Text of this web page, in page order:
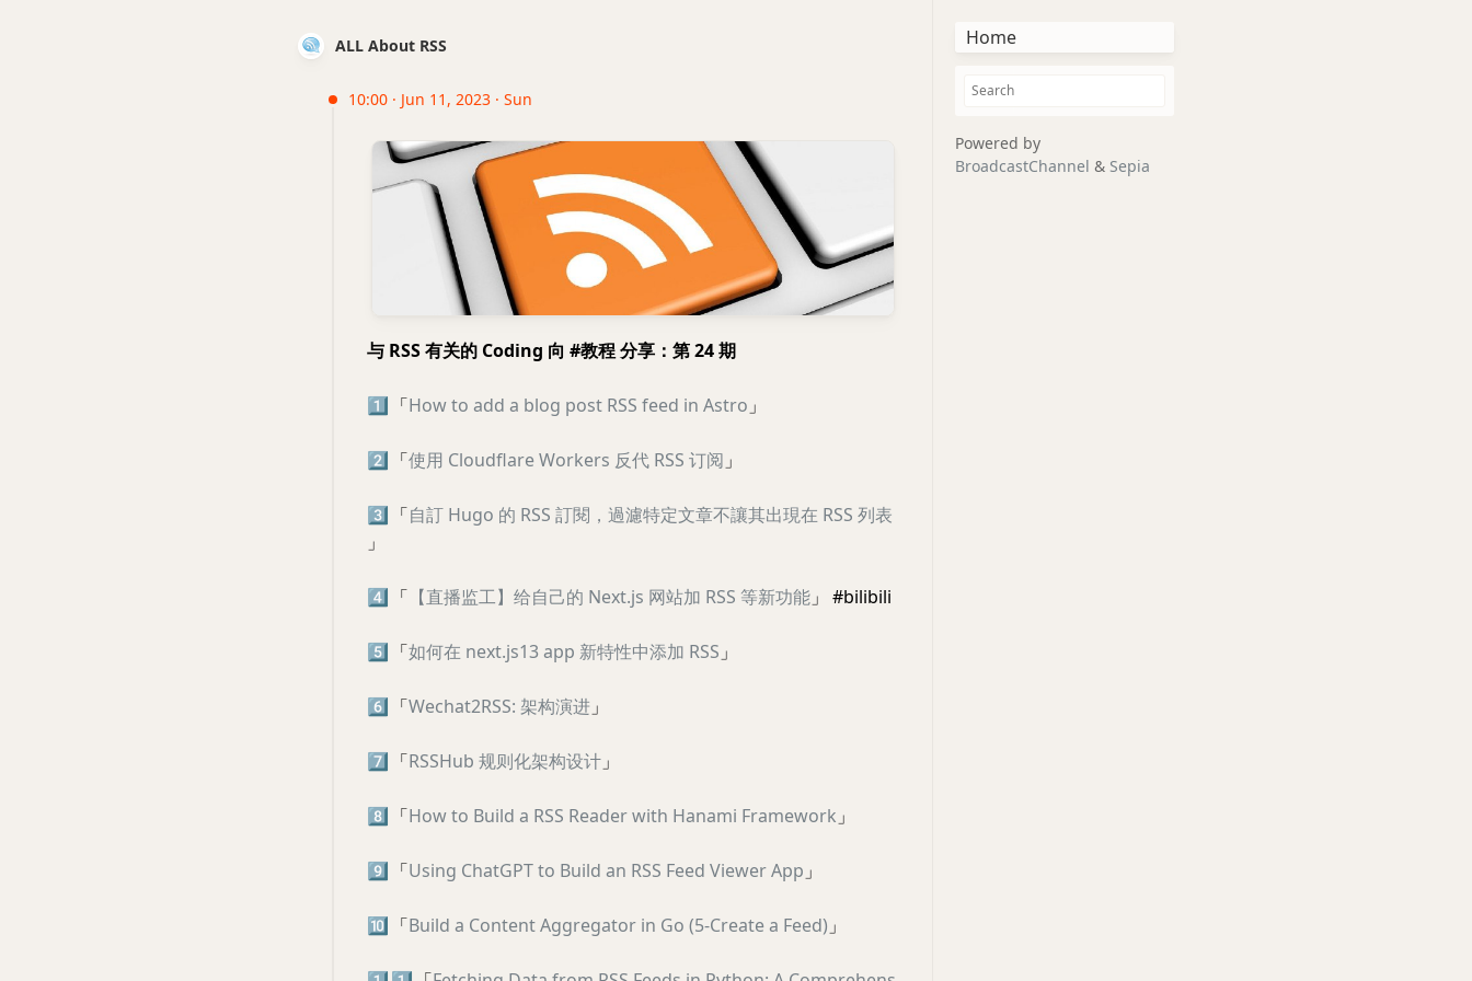
ALL About RSS
10:00 · Jun 11, 2023 · Sun
与 RSS 有关的 Coding 向 #教程 分享：第 24 期
1️⃣ 「How to add a blog post RSS feed in Astro 」
2️⃣ 「使用 Cloudflare Workers 反代 RSS 订阅 」
3️⃣ 「自訂 Hugo 的 RSS 訂閱，過濾特定文章不讓其出現在 RSS 列表
」
4️⃣ 「 【直播监工】给自己的 Next.js 网站加 RSS 等新功能 」 #bilibili
5️⃣ 「如何在 next.js13 app 新特性中添加 RSS 」
6️⃣ 「Wechat2RSS: 架构演进 」
7️⃣ 「RSSHub 规则化架构设计 」
8️⃣ 「How to Build a RSS Reader with Hanami Framework 」
9️⃣ 「Using ChatGPT to Build an RSS Feed Viewer App 」
🔟 「Build a Content Aggregator in Go (5-Create a Feed) 」
Home
Powered by
BroadcastChannel & Sepia